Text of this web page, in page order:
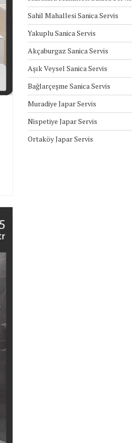
Sahil Mahallesi Sanica Servis
Yakuplu Sanica Servis
Akçaburgaz Sanica Servis
Aşık Veysel Sanica Servis
Bağlarçeşme Sanica Servis
Muradiye Japar Servis
Nispetiye Japar Servis
Ortaköy Japar Servis